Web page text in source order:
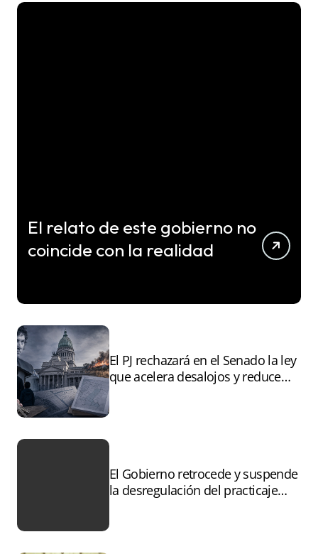
El relato de este gobierno no
coincide con la realidad
El PJ rechazará en el Senado la ley
que acelera desalojos y reduce
El Gobierno retrocede y suspende
la desregulación del practicaje